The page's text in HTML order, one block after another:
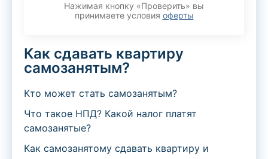
Нажимая кнопку «Проверить» вы
принимаете условия оферты
Как сдавать квартиру
самозанятым?
Кто может стать самозанятым?
Что такое НПД? Какой налог платят
самозанятые?
Как самозанятому сдавать квартиру и